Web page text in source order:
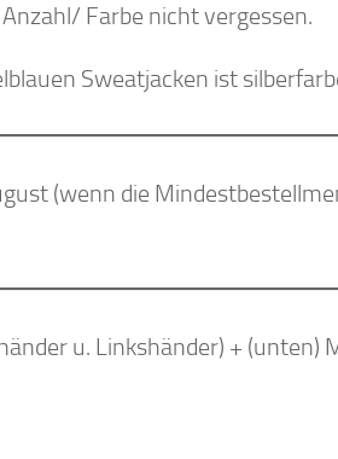
Farbe nicht vergessen.
Sweatjacken ist
(wenn die
u. Linkshänder) + (unten)